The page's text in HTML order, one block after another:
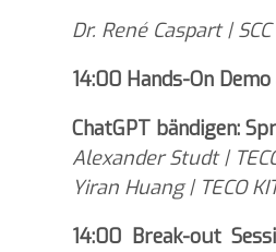
Dr. René Caspart | SCC
14:00 Hands-On
ChatGPT bändigen:
Alexander Studt |
Yiran Huang | TECO
14:00 Break-out